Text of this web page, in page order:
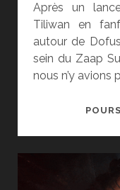
Après un
Tiliwan en
autour de
sein du Zaap
nous n’y avions